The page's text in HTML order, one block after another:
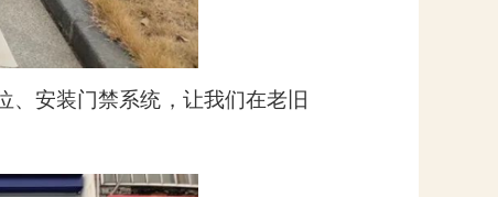
、安装门禁系统，让我们在老旧